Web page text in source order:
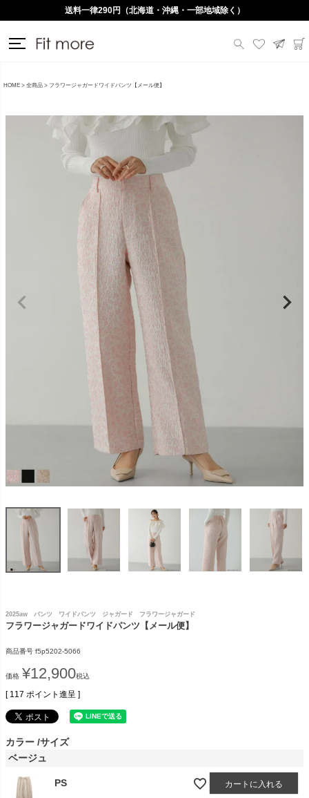
送料一律290円（北海道・沖縄・一部地域除く）
HOME 全商品 フラワージャガードワイドパンツ【メール便】
2025aw パンツ ワイドパンツ ジャガード フラワージャガード
フラワージャガードワイドパンツ【メール便】
商品番号 f5p5202-5066
価格 ¥12,900税込
[ 117 ポイント進呈 ]
カラー サイズ
ベージュ
PS カートに入れる